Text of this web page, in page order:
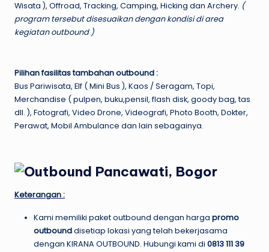
Wisata ), Offroad, Tracking, Camping, Hicking dan Archery. (
program tersebut disesuaikan dengan kondisi di area
kegiatan outbound )
Pilihan fasilitas tambahan outbound :
Bus Pariwisata, Elf ( Mini Bus ), Kaos / Seragam, Topi,
Merchandise ( pulpen, buku,pensil, flash disk, goody bag, tas
dll. ), Fotografi, Video Drone, Videografi, Photo Booth, Dokter,
Perawat, Mobil Ambulance dan lain sebagainya.
Keterangan :
Kami memiliki paket outbound dengan harga promo
outbounddisetiap lokasi yang telah bekerjasama
dengan KIRANA OUTBOUND. Hubungi kami di 0813 111 39